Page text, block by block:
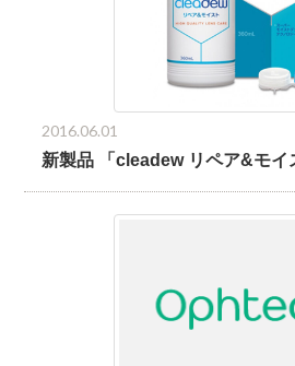
2016.06.01
新製品 「cleadew リペア&モイ